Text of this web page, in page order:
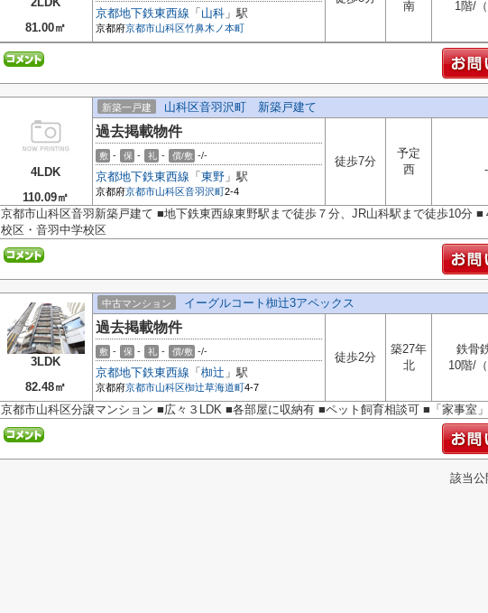
81.00㎡
京都地下鉄東西線 「 山科 」駅
京都府京都市山科区竹鼻木ノ本町
南
1階/
4LDK
110.09㎡
新築一戸建 山科区音羽沢町 新築戸建て
過去掲載物件
敷 - 保 - 礼 - 償/敷 -/-
京都地下鉄東西線 「 東野 」駅
京都府京都市山科区音羽沢町2-4
徒歩7分
予定
西
京都市山科区音羽新築戸建て ■地下鉄東西線東野駅まで徒歩７分、JR山科駅まで徒歩10分
校区・音羽中学校区
3LDK
82.48㎡
中古マンション イーグルコート椥辻3アペックス
過去掲載物件
敷 - 保 - 礼 - 償/敷 -/-
京都地下鉄東西線 「 椥辻 」駅
京都府京都市山科区椥辻草海道町4-7
徒歩2分
築27年
北
鉄骨
10階/
京都市山科区分譲マンション ■広々３LDK ■各部屋に収納有 ■ペット飼育相談可 ■「家事室
該当公